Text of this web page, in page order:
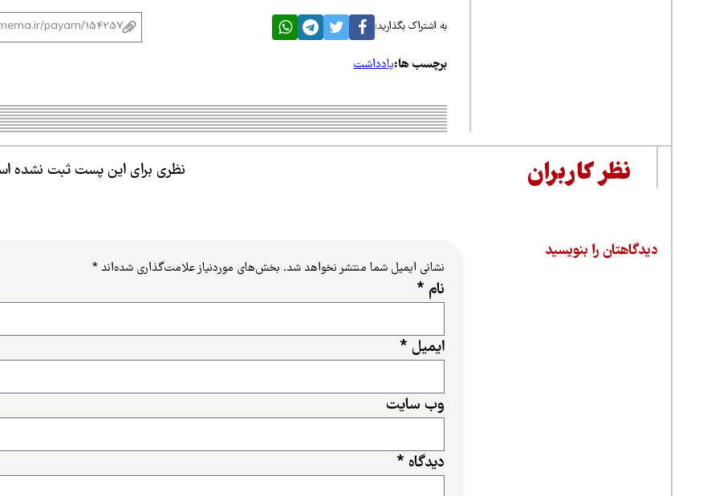
به اشتراک بگذارید:
برچسب ها:یادداشت
نظر کاربران نظری برای این پست ثبت نشده
دیدگاهتان را بنویسید
نشانی ایمیل شما منتشر نخواهد شد. بخش‌های موردنیاز علامت‌گذاری شده‌اند*
دیدگاه *
نام *
ایمیل *
وب‌ سایت